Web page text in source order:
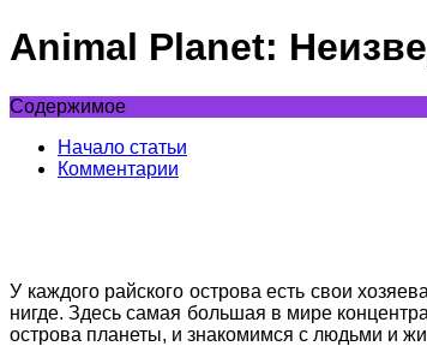
Animal Planet:
Содержимое
Начало статьи
Комментарии
У каждого райского острова есть свои
нигде. Здесь самая большая в мире
острова планеты, и знакомимся с людьми и